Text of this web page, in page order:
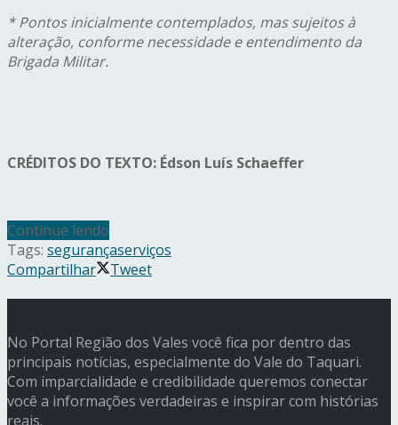
* Pontos inicialmente contemplados, mas sujeitos à
alteração, conforme necessidade e entendimento da
Brigada Militar.
CRÉDITOS DO TEXTO: Édson Luís Schaeffer
Continue lendo
Tags: segurançaserviços
Compartilhar
Tweet
No Portal Região dos Vales você fica por dentro das
principais notícias, especialmente do Vale do Taquari.
Com imparcialidade e credibilidade queremos conectar
você a informações verdadeiras e inspirar com histórias
reais.